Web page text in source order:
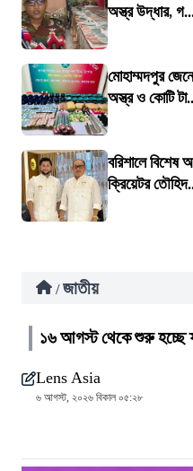
অস্ত্র উদ্ধার,
মোহাম্মদপুর
অস্ত্র ও কোটি
বরিশালে বিশেষ
ক্রিয়েটর
/ জাতীয়
১৬ আগস্ট থেকে শুরু হচ্ছে
Lens Asia
৬ আগস্ট, ২০২৬ বিকাল ০৫:২৮